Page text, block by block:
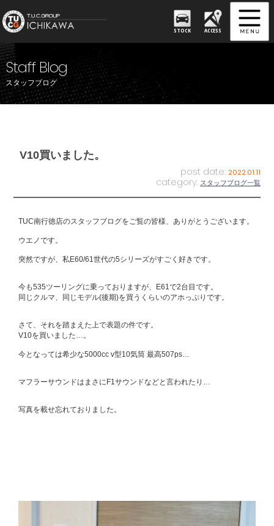
STOCK ACCESS
Staff Blog
スタッフブログ
V10買いました。
post date: 2022.01.11
category: スタッフブログ一覧
TUC南行徳店のスタッフブログをご覧の皆様、ありがとうございます。
ウエノです。
突然ですが、私E60/61世代の5シリーズがすごく好きです。
今も535ツーリングに乗っておりますが、E61で2台目です。
同じクルマ、同じモデル(後期)を買うくらいのアホっぷりです。
さて、それを踏まえた上で表題の件です。
V10を買いました…。
今となっては希少な5000cc v型10気筒 最高507ps…
マフラーサウンドはまさにF1サウンドなどと言われたり…
写真を載せ忘れておりました。